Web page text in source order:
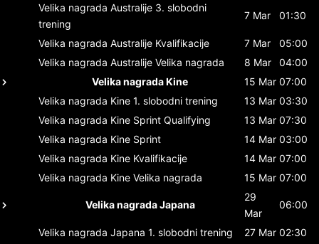
Velika nagrada Australije 3. slobodni
trening
7 Mar 01:30
Velika nagrada Australije Kvalifikacije 7 Mar
05:00
Velika nagrada Australije Velika nagrada 8 Mar
04:00
Velika nagrada Kine
15 Mar 07:00
Velika nagrada Kine 1. slobodni trening 13 Mar 03:30
Velika nagrada Kine Sprint Qualifying 13 Mar 07:30
Velika nagrada Kine Sprint 14 Mar 03:00
Velika nagrada Kine Kvalifikacije 14 Mar 07:00
Velika nagrada Kine Velika nagrada 15 Mar 07:00
Velika nagrada Japana
29
Mar
06:00
Velika nagrada Japana 1. slobodni trening 27 Mar 02:30